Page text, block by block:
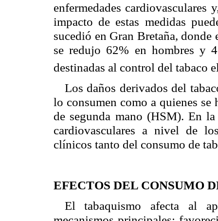
enfermedades
impacto de estas medidas
sucedió en Gran Bretaña,
se redujo 62% en hombres y
destinadas al control del tabaco
Los daños derivados del
lo consumen como a quienes
de segunda mano (HSM). En
cardiovasculares a nivel de
clínicos tanto del consumo de
EFECTOS DEL CONSUMO
El tabaquismo afecta al